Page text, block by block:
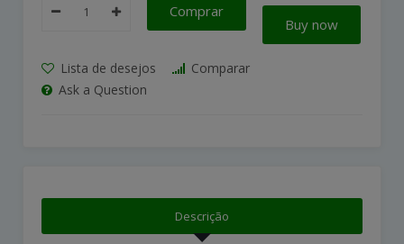
Comprar
Buy now
Lista de desejos
Comparar
Ask a Question
Descrição